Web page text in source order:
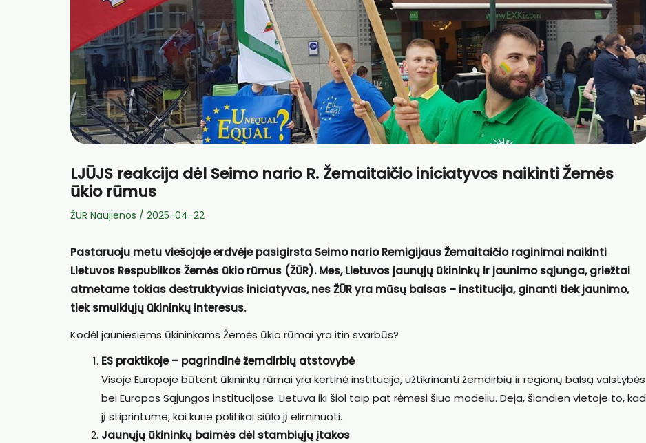
LJŪJS reakcija dėl Seimo nario R. Žemaitaičio iniciatyvos naikinti Žemės
ūkio rūmus
ŽUR Naujienos / 2025-04-22
Pastaruoju metu viešojoje erdvėje pasigirsta Seimo nario Remigijaus Žemaitaičio raginimai naikinti
Lietuvos Respublikos Žemės ūkio rūmus (ŽŪR). Mes, Lietuvos jaunųjų ūkininkų ir jaunimo sąjunga, griežtai
atmetame tokias destruktyvias iniciatyvas, nes ŽŪR yra mūsų balsas – institucija, ginanti tiek jaunimo,
tiek smulkiųjų ūkininkų interesus.
Kodėl jauniesiems ūkininkams Žemės ūkio rūmai yra itin svarbūs?
ES praktikoje – pagrindinė žemdirbių atstovybė
Visoje Europoje būtent ūkininkų rūmai yra kertinė institucija, užtikrinanti žemdirbių ir regionų balsą valstybės
bei Europos Sąjungos institucijose. Lietuva iki šiol taip pat rėmėsi šiuo modeliu. Deja, šiandien vietoje to, kad
jį stiprintume, kai kurie politikai siūlo jį eliminuoti.
Jaunųjų ūkininkų baimės dėl stambiųjų įtakos